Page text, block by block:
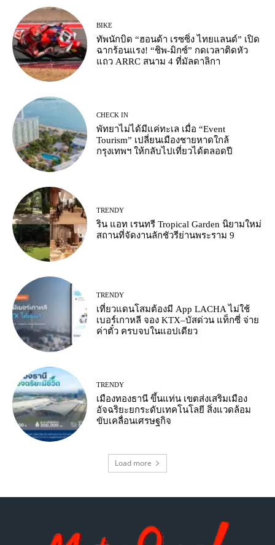
BIKE
ทัพนักบิด “ฮอนด้า เรซซิ่ง ไทยแลนด์” เปิด
ฉากร้อนแรง! “ชิพ-มิกซ์” กดเวลาติดหัว
แถว ARRC สนาม 4 ที่มัลดาลิกา
CHECK IN
พัทยาไม่ได้มีแค่ทะเล เมื่อ “Event
Tourism” เปลี่ยนเมืองชายหาดใกล้
กรุงเทพฯ ให้กลับไปเที่ยวได้ตลอดปี
TRENDY
ริน แอท เรนทรี Tropical Garden นิยามใหม่
สถานที่จัดงานลักชัวรีย่านพระราม 9
TRENDY
เที่ยวแดนโสมต้องมี App LACHA ไม่ใช้
เบอร์เกาหลี จอง KTX–บัสด่วน แท็กซี่ จ่าย
ค่าตั๋ว ครบจบในแอปเดียว
TRENDY
เมืองทองธานี ขึ้นแท่น เขตส่งเสริมเมือง
อัจฉริยะยกระดับเทคโนโลยี สิ่งแวดล้อม
ขับเคลื่อนเศรษฐกิจ
Load more